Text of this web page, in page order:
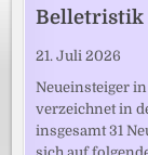
Belletristik
21. Juli 2026
Neueinsteiger
verzeichnet in
insgesamt 31